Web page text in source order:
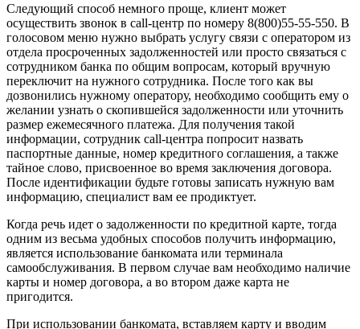
Следующий способ немного проще, клиент может
осуществить звонок в call-центр по номеру 8(800)55-55-550. В
голосовом меню нужно выбрать услугу связи с оператором из
отдела просроченных задолженностей или просто связаться с
сотрудником банка по общим вопросам, который вручную
переключит на нужного сотрудника. После того как вы
дозвонились нужному оператору, необходимо сообщить ему о
желании узнать о скопившейся задолженности или уточнить
размер ежемесячного платежа. Для получения такой
информации, сотрудник call-центра попросит назвать
паспортные данные, номер кредитного соглашения, а также
тайное слово, присвоенное во время заключения договора.
После идентификации будьте готовы записать нужную вам
информацию, специалист вам ее продиктует.
Когда речь идет о задолженности по кредитной карте, тогда
одним из весьма удобных способов получить информацию,
является использование банкомата или терминала
самообслуживания. В первом случае вам необходимо наличие
карты и номер договора, а во втором даже карта не
пригодится.
При использовании банкомата, вставляем карту и вводим